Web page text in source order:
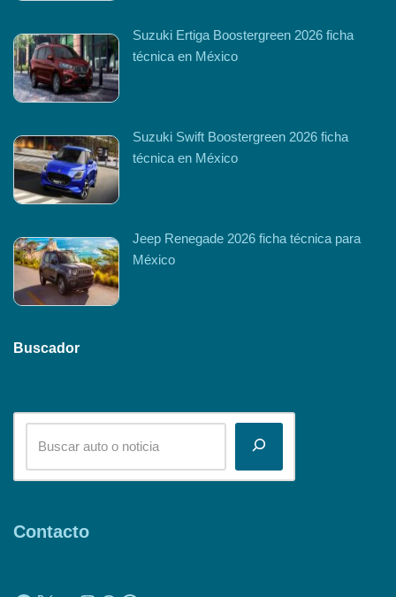
Suzuki Ertiga Boostergreen 2026 ficha
técnica en México
Suzuki Swift Boostergreen 2026 ficha
técnica en México
Jeep Renegade 2026 ficha técnica para
México
Buscador
Contacto